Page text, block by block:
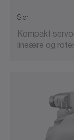
Slør
Kompakt
lineære og